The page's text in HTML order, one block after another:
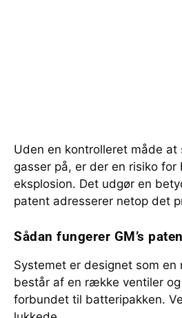
Uden en kontrolleret måde at
gasser på, er der en risiko for
eksplosion. Det udgør en
patent adresserer netop det
Sådan fungerer GM’s
Systemet er designet som en
består af en række ventiler
forbundet til batteripakken.